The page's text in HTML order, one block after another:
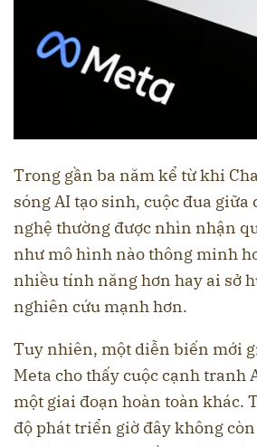
Trong gần ba năm kể từ khi
sóng AI tạo sinh, cuộc đua giữa
nghệ thường được nhìn nhận
như mô hình nào thông minh
nhiều tính năng hơn hay ai sở
nghiên cứu mạnh hơn.
Tuy nhiên, một diễn biến mới
Meta cho thấy cuộc cạnh tranh
một giai đoạn hoàn toàn khác.
độ phát triển giờ đây không